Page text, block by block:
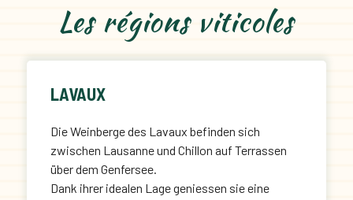
Les régions viticoles
LAVAUX
Die Weinberge des Lavaux befinden sich
zwischen Lausanne und Chillon auf Terrassen
über dem Genfersee.
Dank ihrer idealen Lage geniessen sie eine